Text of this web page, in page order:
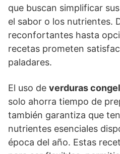
que buscan simplificar
el sabor o los nutrientes.
reconfortantes hasta
recetas prometen
paladares.
El uso de verduras
solo ahorra tiempo de
también garantiza que
nutrientes esenciales
época del año. Estas